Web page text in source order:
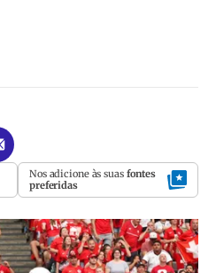
Nos adicione às suas fontes
preferidas